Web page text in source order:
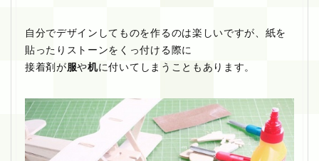
自分でデザインしてものを作るのは楽しいですが、紙を
貼ったりストーンをくっ付ける際に
接着剤が服や机に付いてしまうこともあります。